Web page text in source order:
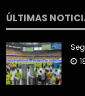
ÚLTIMAS